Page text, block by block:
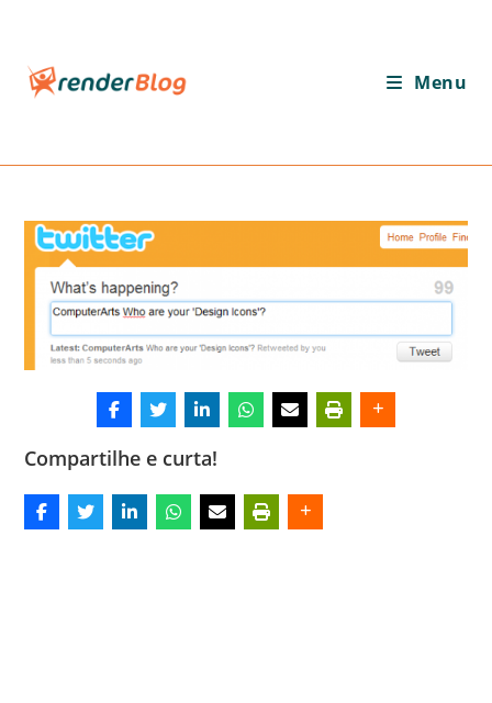
conteúdo
Menu
Compartilhe e curta!